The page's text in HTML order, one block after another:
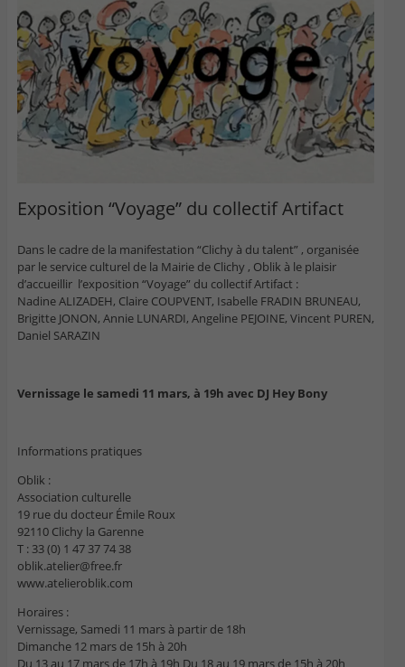
Exposition “Voyage” du collectif Artifact
Dans le cadre de la manifestation “Clichy à du talent” , organisée
par le service culturel de la Mairie de Clichy , Oblik à le plaisir
d’accueillir l’exposition “Voyage” du collectif Artifact :
Nadine ALIZADEH, Claire COUPVENT, Isabelle FRADIN BRUNEAU,
Brigitte JONON, Annie LUNARDI, Angeline PEJOINE, Vincent PUREN,
Daniel SARAZIN
Vernissage le samedi 11 mars, à 19h avec DJ Hey Bony
Informations pratiques
Oblik :
Association culturelle
19 rue du docteur Émile Roux
92110 Clichy la Garenne
T : 33 (0) 1 47 37 74 38
oblik.atelier@free.fr
www.atelieroblik.com
Horaires :
Vernissage, Samedi 11 mars à partir de 18h
Dimanche 12 mars de 15h à 20h
Du 13 au 17 mars de 17h à 19h Du 18 au 19 mars de 15h à 20h